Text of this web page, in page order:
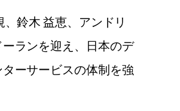
、鈴木 益恵、アンドリ
ランを迎え、日本のデ
ーサービスの体制を強